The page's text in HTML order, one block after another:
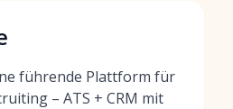
führende Plattform für
– ATS + CRM mit